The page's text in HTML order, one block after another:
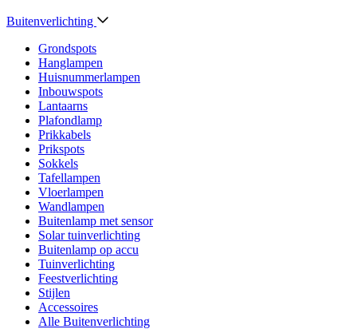
Buitenverlichting
Grondspots
Hanglampen
Huisnummerlampen
Inbouwspots
Lantaarns
Plafondlamp
Prikkabels
Prikspots
Sokkels
Tafellampen
Vloerlampen
Wandlampen
Buitenlamp met sensor
Solar tuinverlichting
Buitenlamp op accu
Tuinverlichting
Feestverlichting
Stijlen
Accessoires
Alle Buitenverlichting